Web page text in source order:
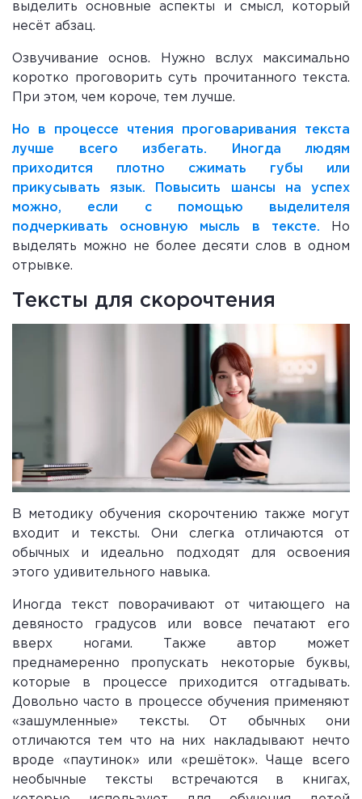
выделить основные аспекты и смысл, который
несёт абзац.
Озвучивание основ. Нужно вслух максимально
коротко проговорить суть прочитанного текста.
При этом, чем короче, тем лучше.
Но в процессе чтения проговаривания текста
лучше всего избегать. Иногда людям
приходится плотно сжимать губы или
прикусывать язык. Повысить шансы на успех
можно, если с помощью выделителя
подчеркивать основную мысль в тексте. Но
выделять можно не более десяти слов в одном
отрывке.
Тексты для скорочтения
В методику обучения скорочтению также могут
входит и тексты. Они слегка отличаются от
обычных и идеально подходят для освоения
этого удивительного навыка.
Иногда текст поворачивают от читающего на
девяносто градусов или вовсе печатают его
вверх ногами. Также автор может
преднамеренно пропускать некоторые буквы,
которые в процессе приходится отгадывать.
Довольно часто в процессе обучения применяют
«зашумленные» тексты. От обычных они
отличаются тем что на них накладывают нечто
вроде «паутинок» или «решёток». Чаще всего
необычные тексты встречаются в книгах,